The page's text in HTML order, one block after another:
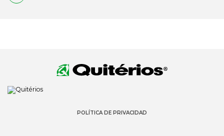
POLÍTICA DE PRIVACIDAD